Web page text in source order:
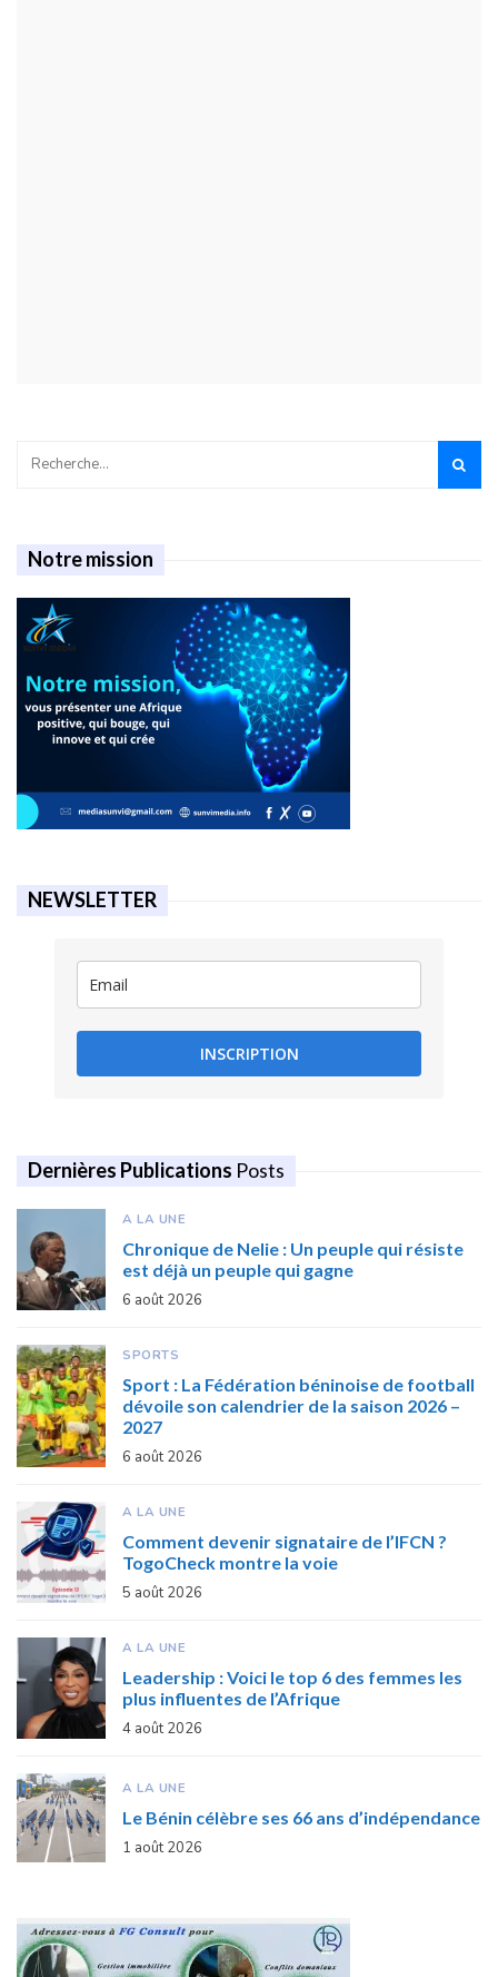
Notre mission
NEWSLETTER
INSCRIPTION
Dernières Publications Posts
A LA UNE
Chronique de Nelie : Un peuple qui résiste
est déjà un peuple qui gagne
6 août 2026
SPORTS
Sport : La Fédération béninoise de football
dévoile son calendrier de la saison 2026 –
2027
6 août 2026
A LA UNE
Comment devenir signataire de l’IFCN ?
TogoCheck montre la voie
5 août 2026
A LA UNE
Leadership : Voici le top 6 des femmes les
plus influentes de l’Afrique
4 août 2026
A LA UNE
Le Bénin célèbre ses 66 ans d’indépendance
1 août 2026